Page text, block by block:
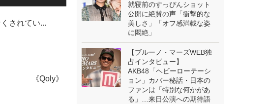
されてい...
《Qoly》
就寝前のすっぴんショット
公開に絶賛の声「衝撃的な
美しさ」「オフ感満載な姿
に悶絶」
【ブルーノ・マーズWEB独
占インタビュー】
AKB48「ヘビーローテーシ
ョン」カバー秘話・日本の
ファンは「特別な何かがあ
る」…来日公演への期待語